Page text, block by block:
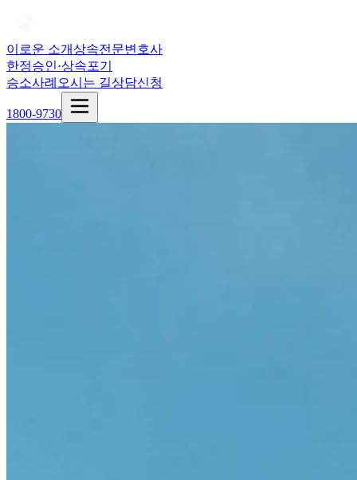
이로운 소개상속전문변호사
한정승인·상속포기
승소사례 오시는 길상담신청
1800-9730